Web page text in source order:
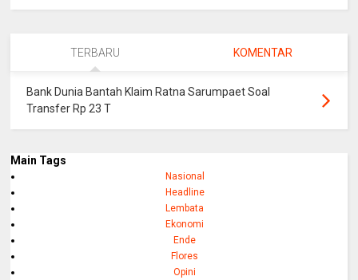
TERBARU KOMENTAR
Bank Dunia Bantah Klaim Ratna Sarumpaet Soal
Transfer Rp 23 T
Main Tags
Nasional
Headline
Lembata
Ekonomi
Ende
Flores
Opini